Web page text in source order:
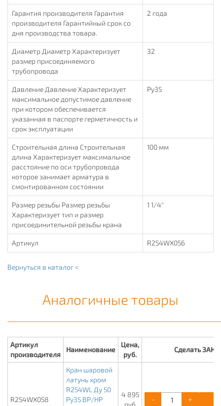
Гарантия производителя Гарантия
производителя Гарантийный срок со
дня производства товара.
2 года
Диаметр Диаметр Характеризует
размер присоединяемого
трубопровода
32
Давление Давление Характеризует
максимальное допустимое давление
при котором обеспечивается
указанная в паспорте герметичность и
срок эксплуатации
Ру35
Строительная длина Строительная
длина Характеризует максимальное
расстояние по оси трубопровода
которое занимает арматура в
смонтированном состоянии
100 мм
Размер резьбы Размер резьбы
Характеризует тип и размер
присоединительной резьбы крана
1 1/4"
Артикул R254WX056
Вернуться в каталог <
Аналогичные товары
Артикул
производителя
Наименование
Цена,
руб.
Сделать
R254WX058
Кран шаровой
латунь хром
R254WL Ду 50
Ру35 ВР/НР
4 895
руб
- +